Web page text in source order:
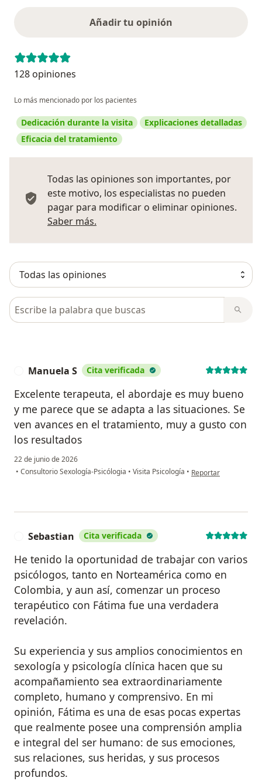
Añadir tu opinión
128 opiniones
Lo más mencionado por los pacientes
Dedicación durante la visita
Explicaciones detalladas
Eficacia del tratamiento
Todas las opiniones son importantes, por
este motivo, los especialistas no pueden
pagar para modificar o eliminar opiniones.
Saber más.
Busca en opiniones
Manuela S Cita verificada
Excelente terapeuta, el abordaje es muy bueno
y me parece que se adapta a las situaciones. Se
ven avances en el tratamiento, muy a gusto con
los resultados
22 de junio de 2026
• Consultorio Sexología-Psicólogia • Visita Psicología • en opinión del
Reportar
Sebastian Cita verificada
He tenido la oportunidad de trabajar con varios
psicólogos, tanto en Norteamérica como en
Colombia, y aun así, comenzar un proceso
terapéutico con Fátima fue una verdadera
revelación.
Su experiencia y sus amplios conocimientos en
sexología y psicología clínica hacen que su
acompañamiento sea extraordinariamente
completo, humano y comprensivo. En mi
opinión, Fátima es una de esas pocas expertas
que realmente posee una comprensión amplia
e integral del ser humano: de sus emociones,
sus relaciones, sus heridas, y sus procesos
profundos.